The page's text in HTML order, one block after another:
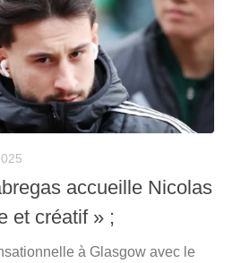
accueille Nicolas
et créatif » ;
à Glasgow avec le